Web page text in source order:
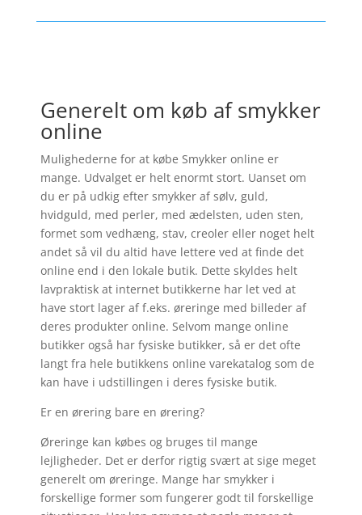
Generelt om køb af smykker
online
Mulighederne for at købe Smykker online er
mange. Udvalget er helt enormt stort. Uanset om
du er på udkig efter smykker af sølv, guld,
hvidguld, med perler, med ædelsten, uden sten,
formet som vedhæng, stav, creoler eller noget helt
andet så vil du altid have lettere ved at finde det
online end i den lokale butik. Dette skyldes helt
lavpraktisk at internet butikkerne har let ved at
have stort lager af f.eks. øreringe med billeder af
deres produkter online. Selvom mange online
butikker også har fysiske butikker, så er det ofte
langt fra hele butikkens online varekatalog som de
kan have i udstillingen i deres fysiske butik.
Er en ørering bare en ørering?
Øreringe kan købes og bruges til mange
lejligheder. Det er derfor rigtig svært at sige meget
generelt om øreringe. Mange har smykker i
forskellige former som fungerer godt til forskellige